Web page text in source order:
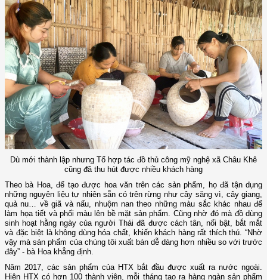
Dù mới thành lập nhưng Tổ hợp tác đồ thủ công mỹ nghệ xã Châu Khê
cũng đã thu hút được nhiều khách hàng
Theo bà Hoa, để tạo được hoa văn trên các sản phẩm, họ đã tận dụng
những nguyên liệu tự nhiên sẵn có trên rừng như cây săng vì, cây giang,
quả nu… về giã và nấu, nhuộm nan theo những màu sắc khác nhau để
làm họa tiết và phối màu lên bề mặt sản phẩm. Cũng nhờ đó mà đồ dùng
sinh hoạt hằng ngày của người Thái đã được cách tân, nổi bật, bắt mắt
và đặc biệt là không dùng hóa chất, khiến khách hàng rất thích thú. “Nhờ
vậy mà sản phẩm của chúng tôi xuất bán dễ dàng hơn nhiều so với trước
đây” - bà Hoa khẳng định.
Năm 2017, các sản phẩm của HTX bắt đầu được xuất ra nước ngoài.
Hiện HTX có hơn 100 thành viên, mỗi tháng tạo ra hàng ngàn sản phẩm